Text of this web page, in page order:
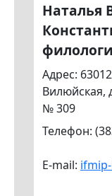
Наталья
Адрес:
Вилюйская,
№ 309
Телефон:
E-mail: